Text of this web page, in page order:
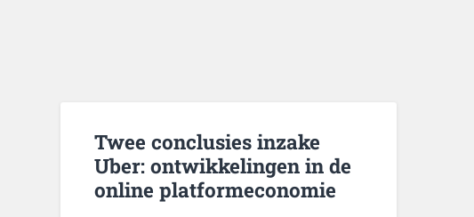
Twee conclusies inzake
Uber: ontwikkelingen in de
online platformeconomie